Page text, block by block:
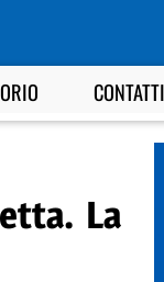
CONTATTI
La